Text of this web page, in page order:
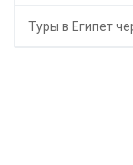
Туры в Египет